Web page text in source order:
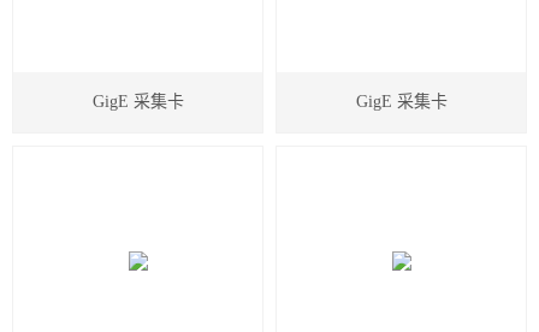
GigE 采集卡 GigE 采集卡